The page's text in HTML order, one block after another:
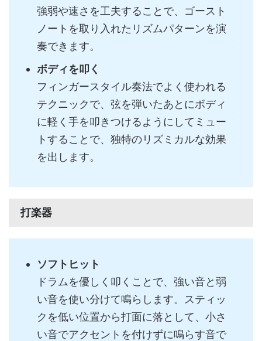
強弱や速さを工夫することで、ゴースト
ノートを取り入れたリズムパターンを演
奏できます。
ボディを叩く
フィンガースタイル奏法でよく使われる
テクニックで、弦を弾いたあとにボディ
に軽く手を叩きつけるようにしてミュー
トすることで、独特のリズミカルな効果
を出します。
打楽器
ソフトヒット
ドラムを優しく叩くことで、強い音と弱
い音を使い分けて鳴らします。スティッ
クを低い位置から打面に落として、小さ
い音でアクセントを付けずに鳴らす音で